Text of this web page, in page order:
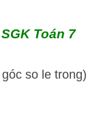
Toán 7
góc so le trong)